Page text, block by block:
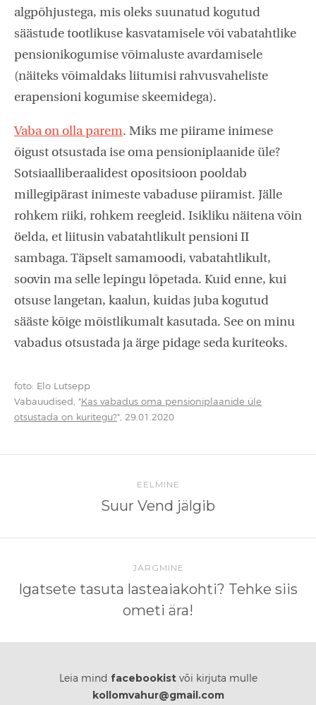
algpõhjustega, mis oleks suunatud kogutud
säästude tootlikuse kasvatamisele või vabatahtlike
pensionikogumise võimaluste avardamisele
(näiteks võimaldaks liitumisi rahvusvaheliste
erapensioni kogumise skeemidega).
Vaba on olla parem. Miks me piirame inimese
õigust otsustada ise oma pensioniplaanide üle?
Sotsiaalliberaalidest opositsioon pooldab
millegipärast inimeste vabaduse piiramist. Jälle
rohkem riiki, rohkem reegleid. Isikliku näitena võin
öelda, et liitusin vabatahtlikult pensioni II
sambaga. Täpselt samamoodi, vabatahtlikult,
soovin ma selle lepingu lõpetada. Kuid enne, kui
otsuse langetan, kaalun, kuidas juba kogutud
sääste kõige mõistlikumalt kasutada. See on minu
vabadus otsustada ja ärge pidage seda kuriteoks.
foto: Elo Lutsepp
Vabauudised, "Kas vabadus oma pensioniplaanide üle
otsustada on kuritegu?", 29.01.2020
EELMINE
Suur Vend jälgib
JÄRGMINE
Igatsete tasuta lasteaiakohti? Tehke siis
ometi ära!
Leia mind facebookistvõi kirjuta mulle
kollomvahur@gmail.com